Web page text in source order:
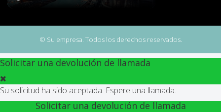
© Su empresa. Todos los derechos reservados.
Solicitar una devolución de llamada
Su solicitud ha sido aceptada. Espere una llamada.
Solicitar una devolución de llamada